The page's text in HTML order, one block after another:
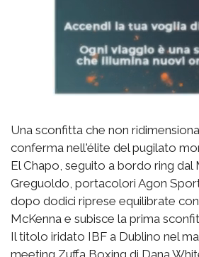
Una sconfitta che non
conferma nell'élite del pugilato
El Chapo, seguito a bordo ring dal
Greguoldo, portacolori Agon
dopo dodici riprese equilibrate
McKenna e subisce la prima
Il titolo iridato IBF a Dublino nel
meeting Zuffa Boxing di Dana